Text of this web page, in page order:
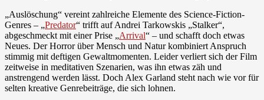
„Auslöschung“ vereint zahlreiche Elemente des Science-Fiction-
Genres – „Predator“ trifft auf Andrei Tarkowskis „Stalker“,
abgeschmeckt mit einer Prise „Arrival“ – und schafft doch etwas
Neues. Der Horror über Mensch und Natur kombiniert Anspruch
stimmig mit deftigen Gewaltmomenten. Leider verliert sich der Film
zeitweise in meditativen Szenarien, was ihn etwas zäh und
anstrengend werden lässt. Doch Alex Garland steht nach wie vor für
selten kreative Genrebeiträge, die sich lohnen.